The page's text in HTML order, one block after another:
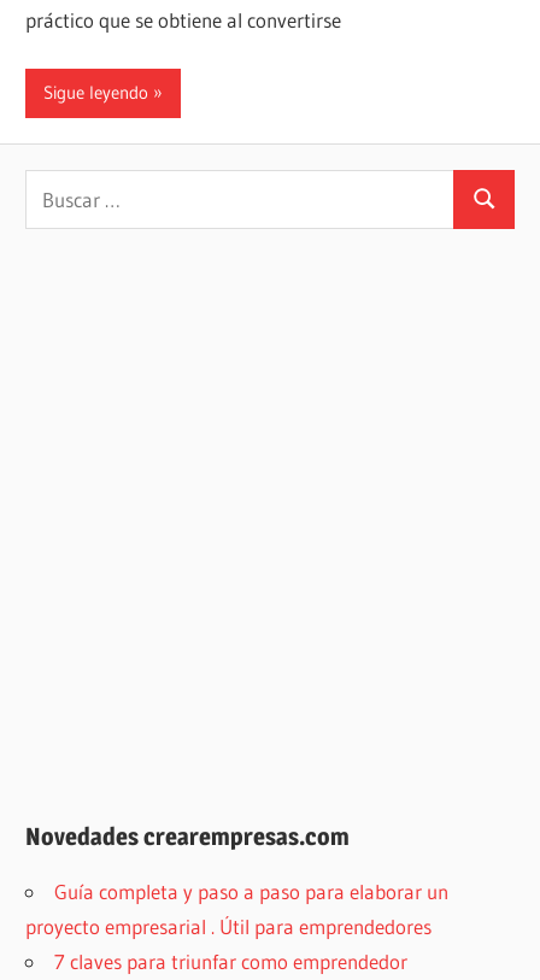
práctico que se obtiene al convertirse
Sigue leyendo
Buscar
Novedades crearempresas.com
Guía completa y paso a paso para elaborar un
proyecto empresarial . Útil para emprendedores
7 claves para triunfar como emprendedor